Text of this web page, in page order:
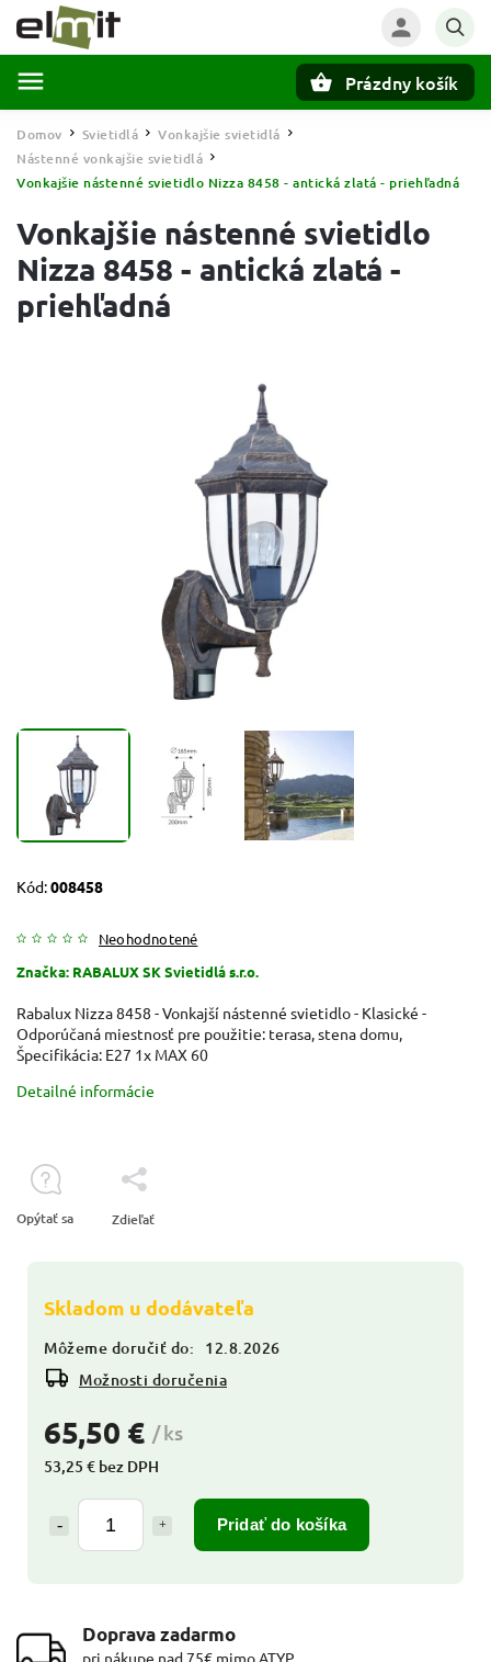
Prázdny košík
Domov / Svietidlá / Vonkajšie svietidlá /
Nástenné vonkajšie svietidlá /
Vonkajšie nástenné svietidlo Nizza 8458 - antická zlatá - priehľadná
Vonkajšie nástenné svietidlo
Nizza 8458 - antická zlatá -
priehľadná
Kód:008458
Neohodnotené
Značka: RABALUX SK Svietidlá s.r.o.
65,50 € / ks
53,25 € bez DPH
Pridať do košíka
Skladom u dodávateľa
Môžeme doručiť do:
12.8.2026
Možnosti doručenia
Rabalux Nizza 8458 - Vonkajší nástenné svietidlo - Klasické -
Odporúčaná miestnosť pre použitie: terasa, stena domu,
Špecifikácia: E27 1x MAX 60
Detailné informácie
Opýtať sa Zdieľať
Doprava zadarmo
pri nákupe nad 75€ mimo ATYP